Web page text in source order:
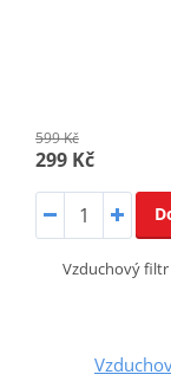
599 Kč
299 Kč
Vzduchový filtr